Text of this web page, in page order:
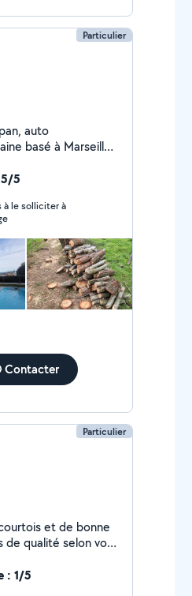
Particulier
placo... afin
clients.
chantiers et de
complète
5
le solliciter à
Contacter
Particulier
de qualité selon vos
: 1/5